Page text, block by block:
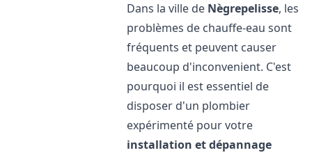
Dans la ville de Nègrepelisse, les
problèmes de chauffe-eau sont
fréquents et peuvent causer
beaucoup d'inconvenient. C'est
pourquoi il est essentiel de
disposer d'un plombier
expérimenté pour votre
installation et dépannage